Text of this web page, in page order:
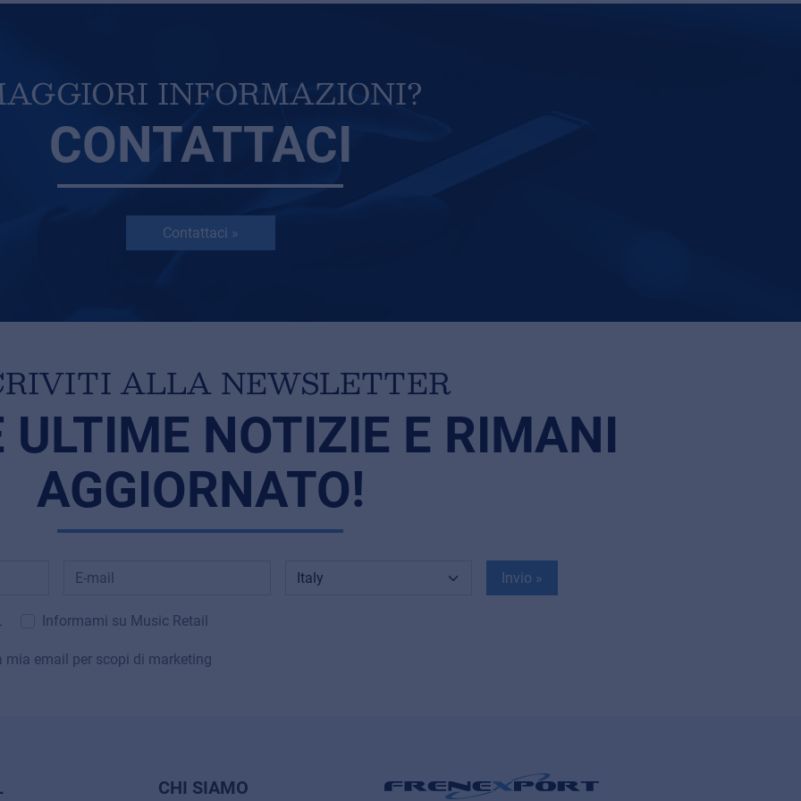
INFORMAZIONI?
CONTATTACI
Contattaci »
ALLA NEWSLETTER
ULTIME NOTIZIE E RIMANI
AGGIORNATO!
Informami su Music Retail
mia email per scopi di marketing
Invio »
CHI SIAMO